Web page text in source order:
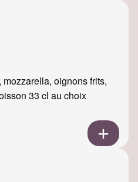
oignons frits,
33 cl au choix